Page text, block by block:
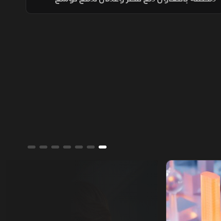
التصعيد مع إيران وحماية طرق الملاحة والطاقة،